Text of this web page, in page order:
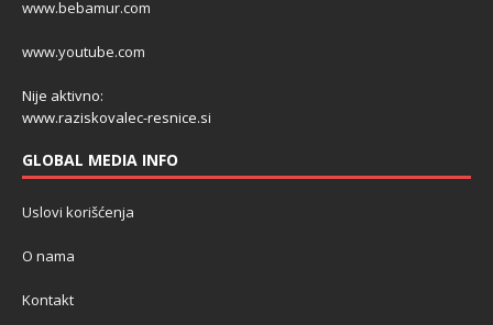
www.bebamur.com
www.youtube.com
Nije aktivno:
www.raziskovalec-resnice.si
GLOBAL MEDIA INFO
Uslovi korišćenja
O nama
Kontakt